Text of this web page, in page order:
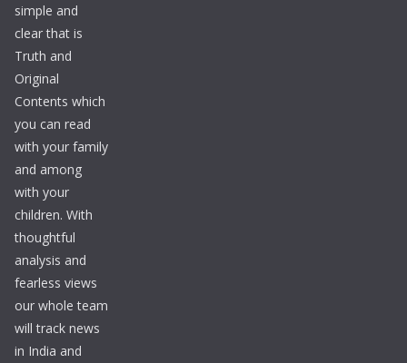
simple and
clear that is
Truth and
Original
Contents which
you can read
with your family
and among
with your
children. With
thoughtful
analysis and
fearless views
our whole team
will track news
in India and